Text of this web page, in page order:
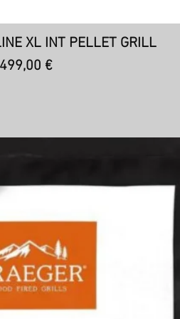
προβολή
XL INT PELLET GRILL
€